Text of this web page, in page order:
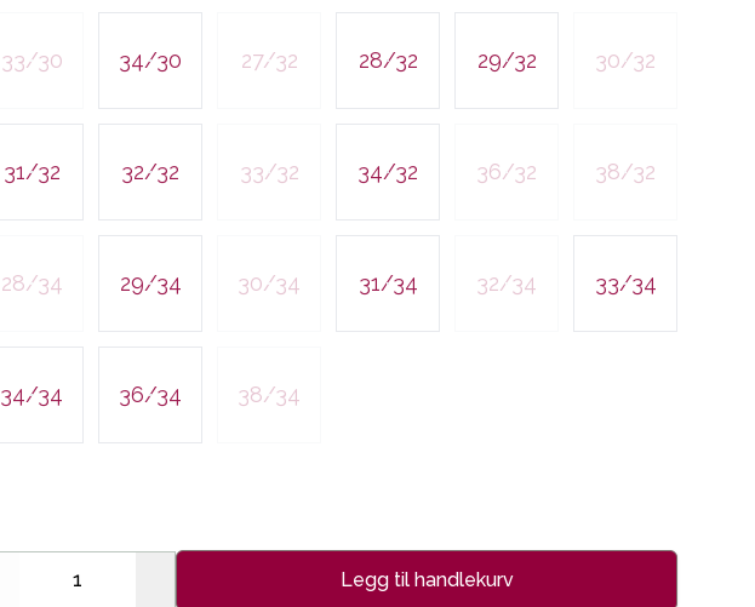
33/30 34/30 27/32 28/32 29/32 30/32
31/32 32/32 33/32 34/32 36/32 38/32
28/34 29/34 30/34 31/34 32/34 33/34
34/34 36/34 38/34
Decrease
Legg til handlekurv